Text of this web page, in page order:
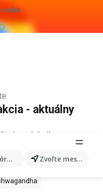
ruke
produkty... Zvoľte mesto
- aktuálny
výsledky.